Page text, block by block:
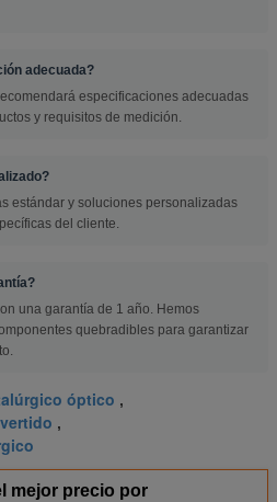
adecuada?
especificaciones adecuadas
y requisitos de medición.
estándar y soluciones personalizadas
del cliente.
una garantía de 1 año. Hemos
quebradibles para garantizar
óptico ,
,
mejor precio por